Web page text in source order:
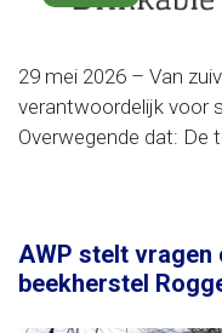
29 mei 2026 – Van
verantwoordelijk voor
Overwegende dat: De
AWP stelt
beekherstel